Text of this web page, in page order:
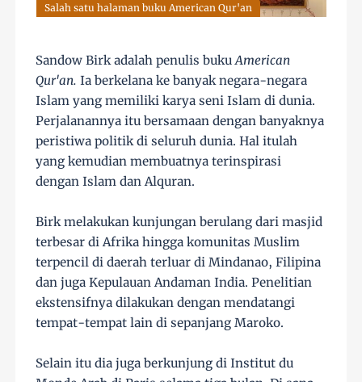
Salah satu halaman buku American Qur'an
Sandow Birk adalah penulis bukuAmerican
Qur'an.Ia berkelana ke banyak negara-negara
Islam yang memiliki karya seni Islam di dunia.
Perjalanannya itu bersamaan dengan banyaknya
peristiwa politik di seluruh dunia. Hal itulah
yang kemudian membuatnya terinspirasi
dengan Islam dan Alquran.
Birk melakukan kunjungan berulang dari masjid
terbesar di Afrika hingga komunitas Muslim
terpencil di daerah terluar di Mindanao, Filipina
dan juga Kepulauan Andaman India. Penelitian
ekstensifnya dilakukan dengan mendatangi
tempat-tempat lain di sepanjang Maroko.
Selain itu dia juga berkunjung di Institut du